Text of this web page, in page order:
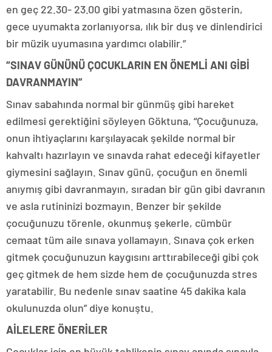
en geç 22.30- 23.00 gibi yatmasına özen gösterin,
gece uyumakta zorlanıyorsa, ılık bir duş ve dinlendirici
bir müzik uyumasına yardımcı olabilir.”
“SINAV GÜNÜNÜ ÇOCUKLARIN EN ÖNEMLİ ANI GİBİ
DAVRANMAYIN”
Sınav sabahında normal bir günmüş gibi hareket
edilmesi gerektiğini söyleyen Göktuna, “Çocuğunuza,
onun ihtiyaçlarını karşılayacak şekilde normal bir
kahvaltı hazırlayın ve sınavda rahat edeceği kifayetler
giymesini sağlayın. Sınav günü, çocuğun en önemli
anıymış gibi davranmayın, sıradan bir gün gibi davranın
ve asla rutininizi bozmayın. Benzer bir şekilde
çocuğunuzu törenle, okunmuş şekerle, cümbür
cemaat tüm aile sınava yollamayın. Sınava çok erken
gitmek çocuğunuzun kaygısını arttırabileceği gibi çok
geç gitmek de hem sizde hem de çocuğunuzda stres
yaratabilir. Bu nedenle sınav saatine 45 dakika kala
okulunuzda olun” diye konuştu.
AİLELERE ÖNERİLER